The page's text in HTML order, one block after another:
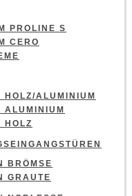
PROLINE S
CERO
HOLZ/ALUMINIUM
ALUMINIUM
HOLZ
BRÖMSE
GRAUTE